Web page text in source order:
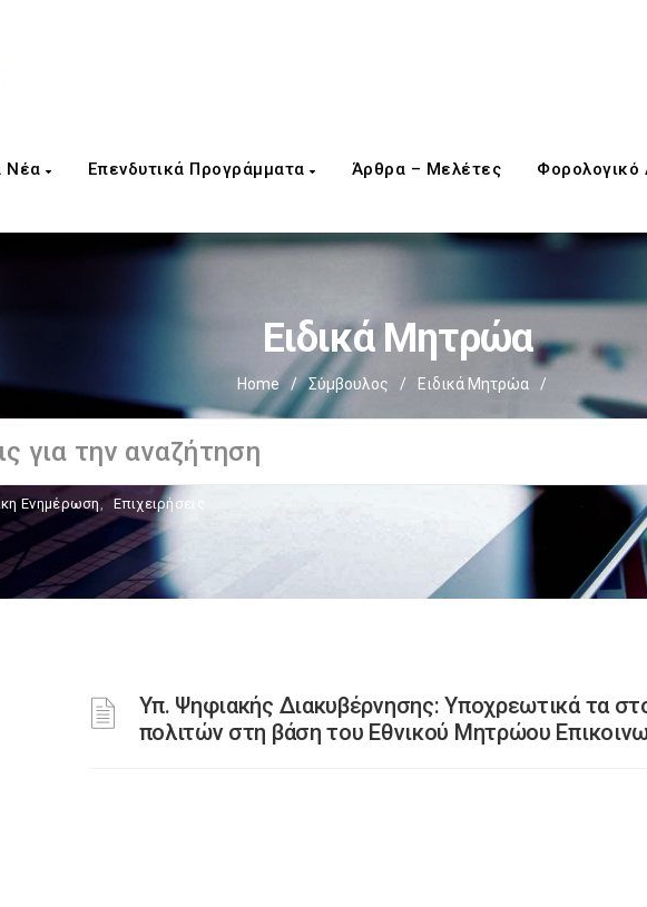
Νέα Επενδυτικά Προγράμματα Άρθρα – Μελέτες Φορολογικό
Ειδικά Μητρώα
Home / Σύμβουλος / Ειδικά Μητρώα /
Ενημέρωση, Επιχειρήσεις
Υπ. Ψηφιακής Διακυβέρνησης: Υποχρεωτικά τα
πολιτών στη βάση του Εθνικού Μητρώου